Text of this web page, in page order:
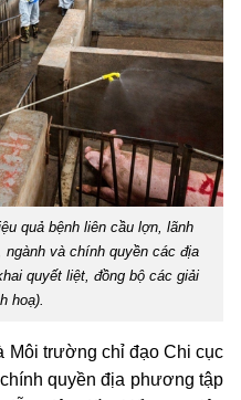
quả bệnh liên cầu lợn, lãnh
và chính quyền các địa
quyết liệt, đồng bộ các giải
hoạ).
Môi trường chỉ đạo Chi cục
quyền địa phương tập